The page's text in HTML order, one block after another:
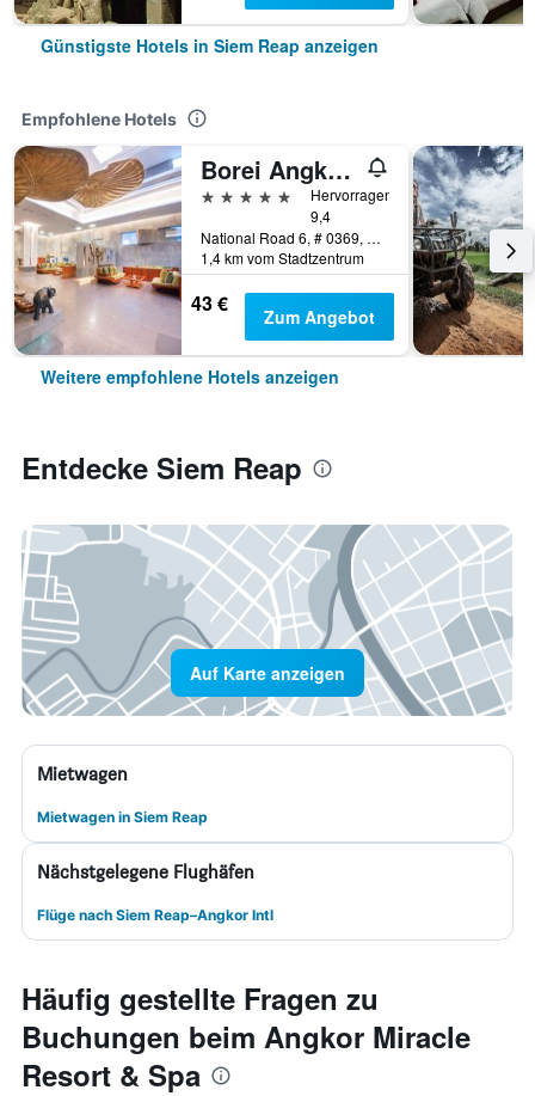
Günstigste Hotels in Siem Reap anzeigen
Empfohlene Hotels
Borei Angkor Resort & Spa
5 Sterne
Hervorragend
9,4
National Road 6, # 0369, Banteay Chas, Siem Reap, Kambodscha
1,4 km vom Stadtzentrum
43 € Zum Angebot
Weitere empfohlene Hotels anzeigen
Entdecke Siem Reap
Auf Karte anzeigen
Mietwagen
Mietwagen in Siem Reap
Nächstgelegene Flughäfen
Flüge nach Siem Reap–Angkor Intl
Häufig gestellte Fragen zu
Buchungen beim Angkor Miracle
Resort & Spa